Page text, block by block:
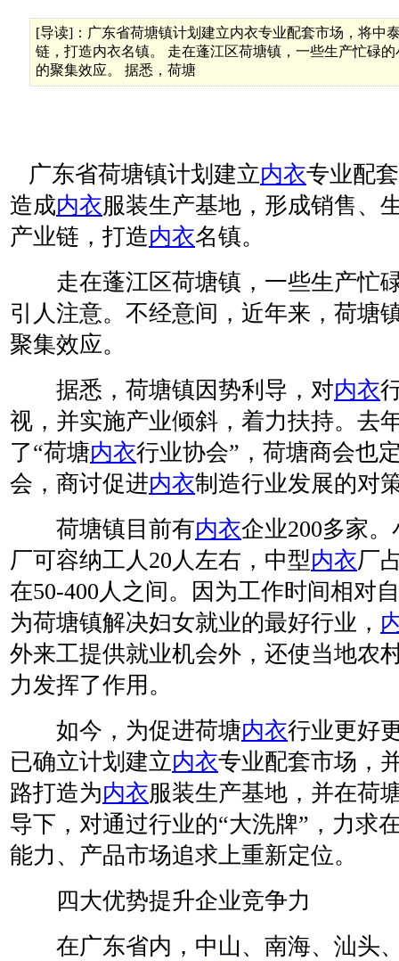
[导读]：广东省荷塘镇计划建立内衣专业配套市场，将中
链，打造内衣名镇。 走在蓬江区荷塘镇，一些生产忙碌
的聚集效应。 据悉，荷塘
广东省荷塘镇计划建立内衣专业配
造成内衣服装生产基地，形成销售、
产业链，打造内衣名镇。
走在蓬江区荷塘镇，一些生产忙
引人注意。不经意间，近年来，荷塘
聚集效应。
据悉，荷塘镇因势利导，对内衣
视，并实施产业倾斜，着力扶持。去
了“荷塘内衣行业协会”，荷塘商会也
会，商讨促进内衣制造行业发展的对
荷塘镇目前有内衣企业200多家
厂可容纳工人20人左右，中型内衣厂
在50-400人之间。因为工作时间相对
为荷塘镇解决妇女就业的最好行业，
外来工提供就业机会外，还使当地农
力发挥了作用。
如今，为促进荷塘内衣行业更好
已确立计划建立内衣专业配套市场，
路打造为内衣服装生产基地，并在荷
导下，对通过行业的“大洗牌”，力求
能力、产品市场追求上重新定位。
四大优势提升企业竞争力
在广东省内，中山、南海、汕头